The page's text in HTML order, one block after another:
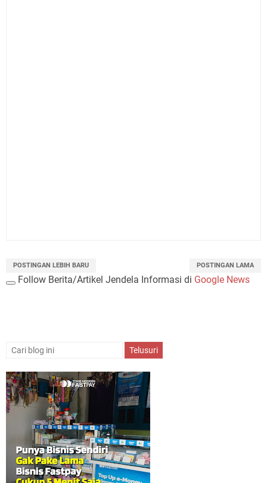
POSTINGAN LEBIH BARU POSTINGAN LAMA
Follow Berita/Artikel Jendela Informasi di Google News